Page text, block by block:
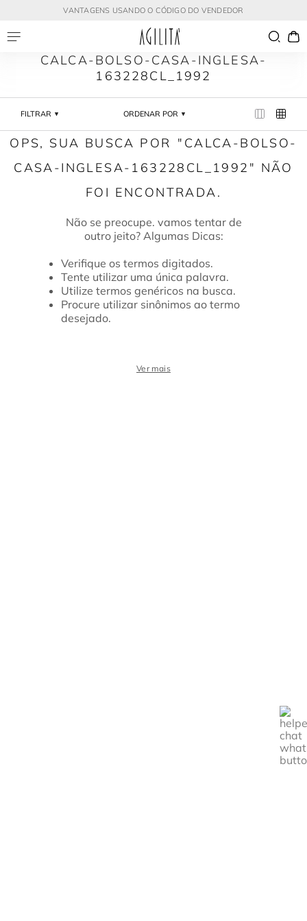
VANTAGENS USANDO O CÓDIGO DO VENDEDOR
CALCA-BOLSO-CASA-INGLESA-
163228CL_1992
FILTRAR ORDENAR POR
CALCA-BOLSO-
CASA-INGLESA-163228CL_1992
Verifique os termos digitados.
Tente utilizar uma única palavra.
Utilize termos genéricos na busca.
Procure utilizar sinônimos ao termo
desejado.
Ver mais